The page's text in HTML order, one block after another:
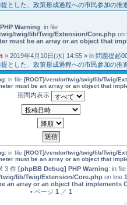
とした、政策形成過程への市民参加の推
Warning: in file
twig/lib/Twig/Extension/Core.php on
must be an array or an object that
» 2019年4月10日(水) 14:55 » in 問題提起
とした、政策形成過程への市民参加の推
: in file [ROOT]/vendor/twig/twig/lib/Twig/
must be an array or an object that
期間内表示
: in file [ROOT]/vendor/twig/twig/lib/Twig/
must be an array or an object that
3 件 [phpBB Debug] PHP Warning: in file
lib/Twig/Extension/Core.phpon line
an array or an object that implements
• ページ 1 ／ 1